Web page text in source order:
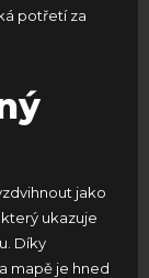
potřetí za
jako
ukazuje
Díky
mapě je hned